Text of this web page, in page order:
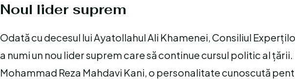
Noul lider suprem
Odată cu decesul lui Ayatollahul Ali Khamenei, Consiliul
a numi un nou lider suprem care să continue cursul politic al
Mohammad Reza Mahdavi Kani, o personalitate cunoscută